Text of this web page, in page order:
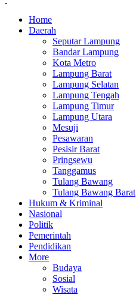
Home
Daerah
Seputar Lampung
Bandar Lampung
Kota Metro
Lampung Barat
Lampung Selatan
Lampung Tengah
Lampung Timur
Lampung Utara
Mesuji
Pesawaran
Pesisir Barat
Pringsewu
Tanggamus
Tulang Bawang
Tulang Bawang Barat
Hukum & Kriminal
Nasional
Politik
Pemerintah
Pendidikan
More
Budaya
Sosial
Wisata